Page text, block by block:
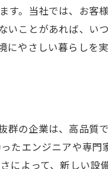
。当社では、お
ことがあれば、
やさしい暮らしを
の企業は、高品質
たエンジニアや専
によって、新しい